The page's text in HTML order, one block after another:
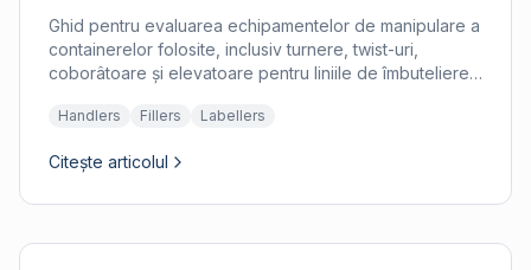
Ghid pentru evaluarea echipamentelor de manipulare a
containerelor folosite, inclusiv turnere, twist-uri,
coborâtoare și elevatoare pentru liniile de îmbuteliere
Handlers Fillers Labellers
Citește articolul